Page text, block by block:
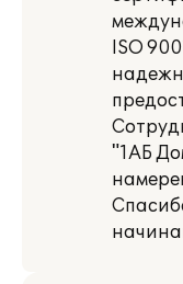
ISO
"1АБ